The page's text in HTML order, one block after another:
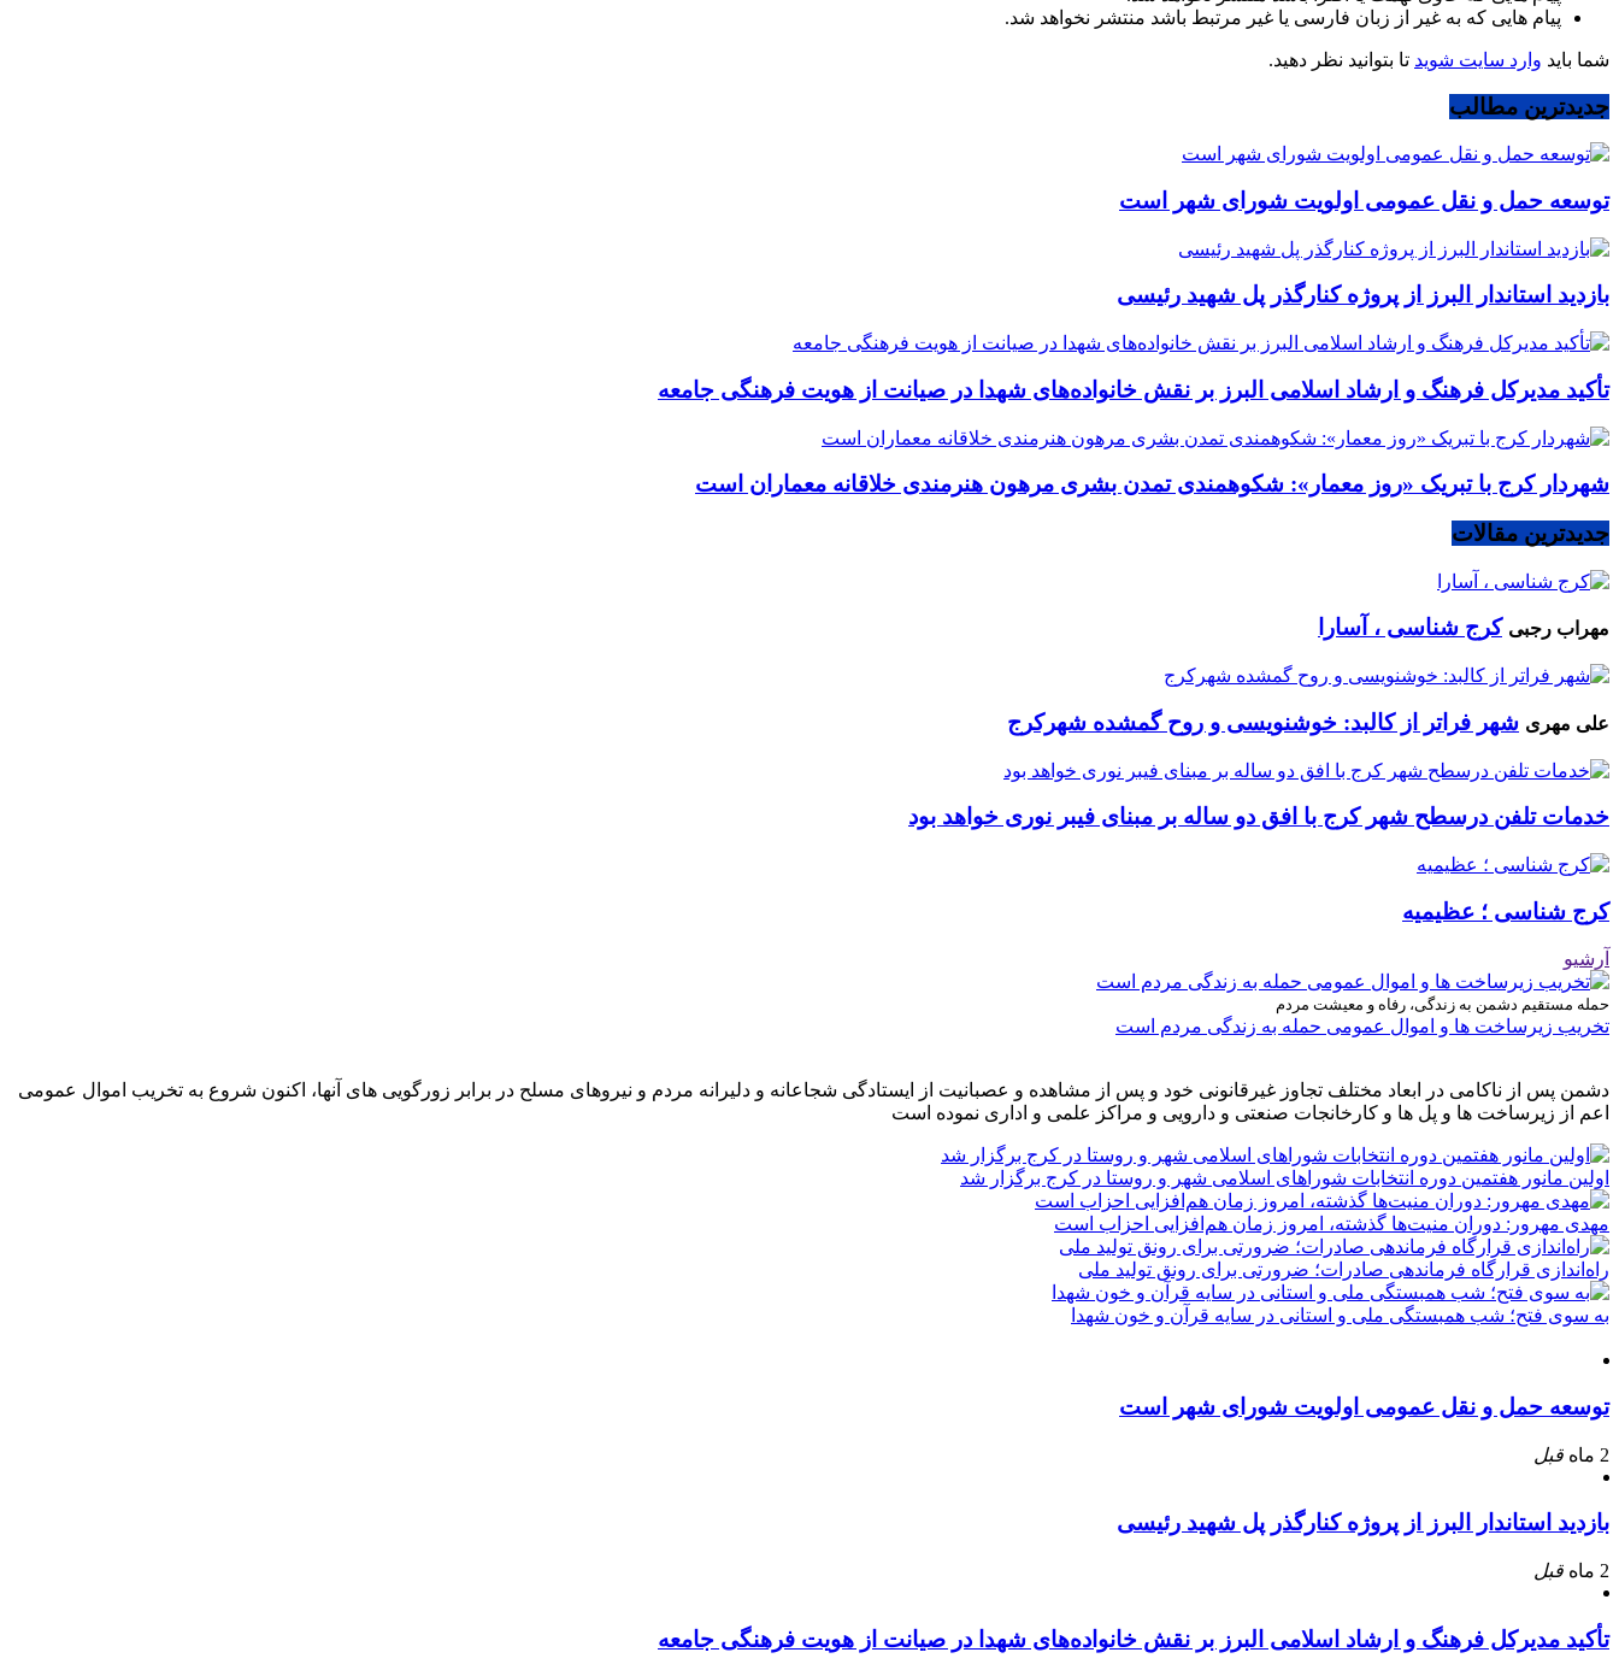
پیام هایی که به غیر از زبان فارسی یا غیر مرتبط باشد منتشر نخواهد شد.
شما باید وارد سایت شوید تا بتوانید نظر دهید.
جدیدترین مطالب
توسعه حمل و نقل عمومی اولویت شورای شهر است
بازدید استاندار البرز از پروژه کنارگذر پل شهید رئیسی
تأکید مدیرکل فرهنگ و ارشاد اسلامی البرز بر نقش خانواده‌های شهدا در صیانت از هویت فرهنگی جامعه
شهردار کرج با تبریک «روز معمار»: شکوهمندی تمدن بشری مرهون هنرمندی خلاقانه معماران است
جدیدترین مقالات
مهراب رجبی کرج شناسی ، آسارا
علی مهری شهر فراتر از کالبد: خوشنویسی و روح گمشده شهرکرج
خدمات تلفن درسطح شهر کرج با افق دو ساله بر مبنای فیبر نوری خواهد بود
کرج شناسی ؛ عظیمیه
آرشیو
حمله مستقیم دشمن به زندگی، رفاه و معیشت مردم
تخریب زیرساخت ها و اموال عمومی حمله به زندگی مردم است
دشمن پس از ناکامی در ابعاد مختلف تجاوز غیرقانونی خود و پس از مشاهده و عصبانیت از ایستادگی شجاعانه و دلیرانه مردم و نیروهای مسلح در برابر زورگویی های آنها، اکنون شروع به تخریب اموال عمومی
اعم از زیرساخت ها و پل ها و کارخانجات صنعتی و دارویی و مراکز علمی و اداری نموده است
اولین مانور هفتمین دوره انتخابات شوراهای اسلامی شهر و روستا در کرج برگزار شد
مهدی مهرور: دوران منیت‌ها گذشته، امروز زمان هم‌افزایی احزاب است
راه‌اندازی قرارگاه فرماندهی صادرات؛ ضرورتی برای رونق تولید ملی
به سوی فتح؛ شب همبستگی ملی و استانی در سایه قرآن و خون شهدا
توسعه حمل و نقل عمومی اولویت شورای شهر است
2 ماه قبل
بازدید استاندار البرز از پروژه کنارگذر پل شهید رئیسی
2 ماه قبل
تأکید مدیرکل فرهنگ و ارشاد اسلامی البرز بر نقش خانواده‌های شهدا در صیانت از هویت فرهنگی جامعه